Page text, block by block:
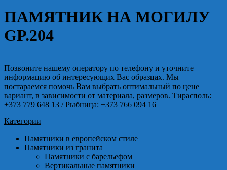
ПАМЯТНИК НА МОГИЛУ
GP.204
Позвоните нашему оператору по телефону и уточните
информацию об интересующих Вас образцах. Мы
постараемся помочь Вам выбрать оптимальный по цене
вариант, в зависимости от материала, размеров. Тирасполь:
+373 779 648 13 / Рыбница: +373 766 094 16
Категории
Памятники в европейском стиле
Памятники из гранита
Памятники с барельефом
Вертикальные памятники